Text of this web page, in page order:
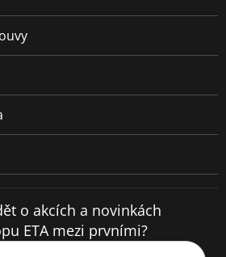
o akcích a novinkách
ETA mezi prvními?